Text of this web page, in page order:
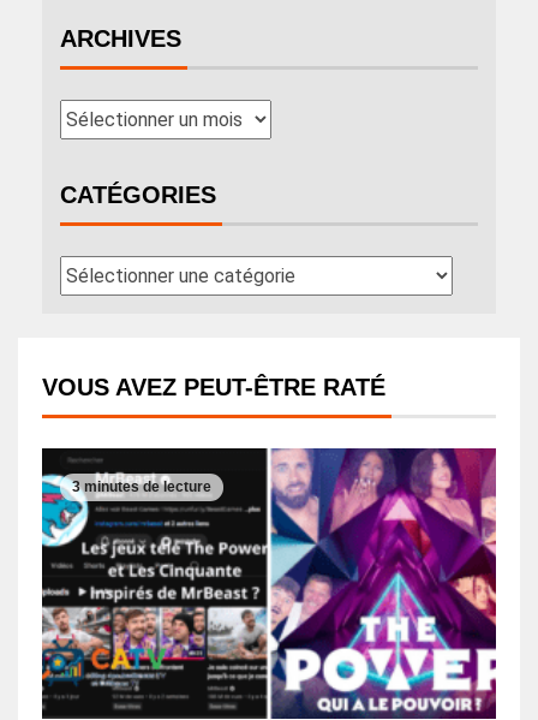
ARCHIVES
CATÉGORIES
VOUS AVEZ PEUT-ÊTRE RATÉ
3 minutes de lecture